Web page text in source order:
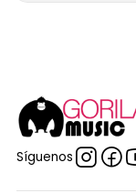
Síguenos